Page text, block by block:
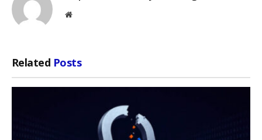
Website
Related Posts